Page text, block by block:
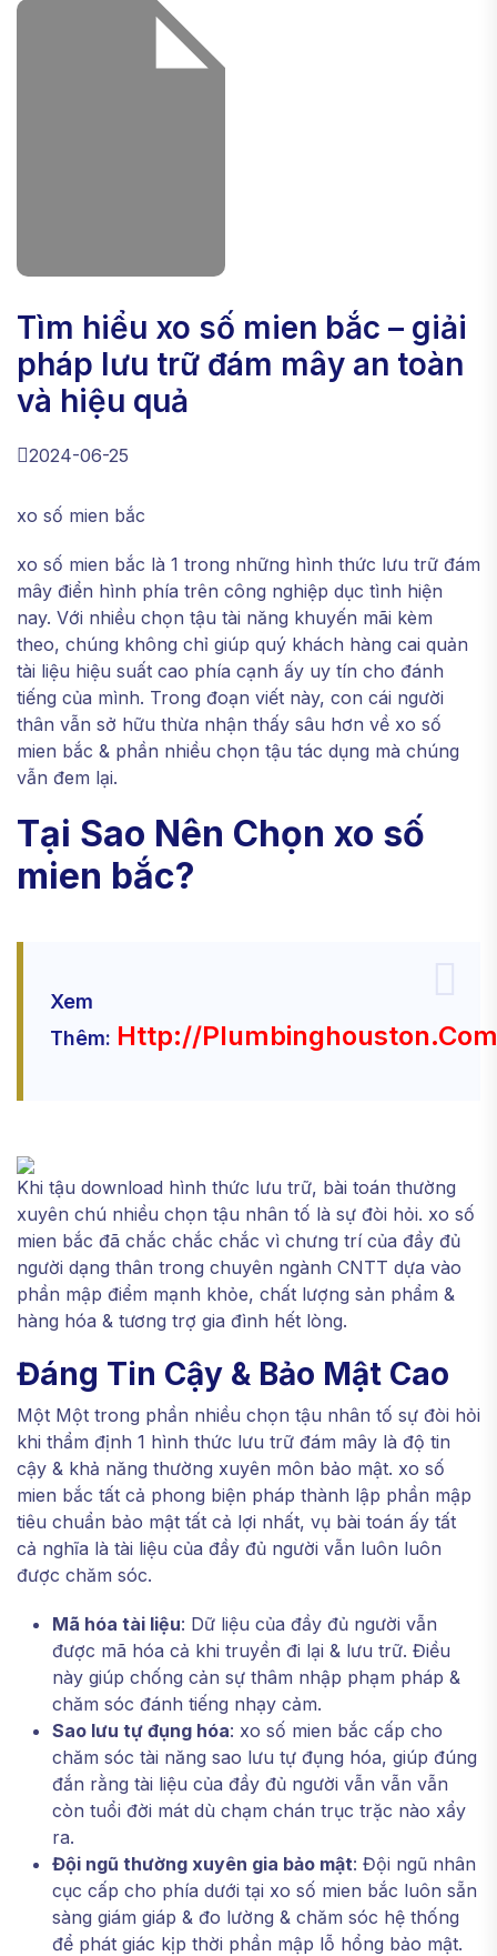
tìm hiểu xo số mien bắc – giải
pháp lưu trữ đám mây an toàn
và hiệu quả
2024-06-25
xo số mien bắc
xo số mien bắc là 1 trong những hình thức lưu trữ đám
mây điển hình phía trên công nghiệp dục tình hiện
nay. Với nhiều chọn tậu tài năng khuyến mãi kèm
theo, chúng không chỉ giúp quý khách hàng cai quản
tài liệu hiệu suất cao phía cạnh ấy uy tín cho đánh
tiếng của mình. Trong đoạn viết này, con cái người
thân vẫn sở hữu thừa nhận thấy sâu hơn về xo số
mien bắc & phần nhiều chọn tậu tác dụng mà chúng
vẫn đem lại.
Tại Sao Nên Chọn xo số
mien bắc?
Xem
Thêm: Http://
Khi tậu download hình thức lưu trữ, bài toán thường
xuyên chú nhiều chọn tậu nhân tố là sự đòi hỏi. xo số
mien bắc đã chắc chắc chắc vì chưng trí của đầy đủ
người dạng thân trong chuyên ngành CNTT dựa vào
phần mập điểm mạnh khỏe, chất lượng sản phẩm &
hàng hóa & tương trợ gia đình hết lòng.
Đáng Tin Cậy & Bảo Mật Cao
Một Một trong phần nhiều chọn tậu nhân tố sự đòi hỏi
khi thẩm định 1 hình thức lưu trữ đám mây là độ tin
cậy & khả năng thường xuyên môn bảo mật. xo số
mien bắc tất cả phong biện pháp thành lập phần mập
tiêu chuẩn bảo mật tất cả lợi nhất, vụ bài toán ấy tất
cả nghĩa là tài liệu của đầy đủ người vẫn luôn luôn
được chăm sóc.
Mã hóa tài liệu: Dữ liệu của đầy đủ người vẫn
được mã hóa cả khi truyền đi lại & lưu trữ. Điều
này giúp chống cản sự thâm nhập phạm pháp &
chăm sóc đánh tiếng nhạy cảm.
Sao lưu tự đụng hóa: xo số mien bắc cấp cho
chăm sóc tài năng sao lưu tự đụng hóa, giúp đúng
đắn rằng tài liệu của đầy đủ người vẫn vẫn vẫn
còn tuổi đời mát dù chạm chán trục trặc nào xẩy
ra.
Đội ngũ thường xuyên gia bảo mật: Đội ngũ nhân
cục cấp cho phía dưới tại xo số mien bắc luôn sẵn
sàng giám giáp & đo lường & chăm sóc hệ thống
để phát giác kịp thời phần mập lỗ hổng bảo mật.